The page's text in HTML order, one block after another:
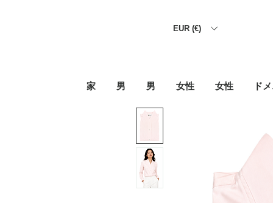
EUR (€)
家 男 男 女性 女性 ド